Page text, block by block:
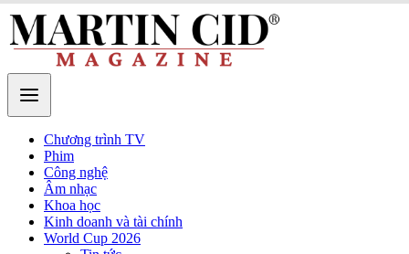
Chương trình TV
Phim
Công nghệ
Âm nhạc
Khoa học
Kinh doanh và tài chính
World Cup 2026